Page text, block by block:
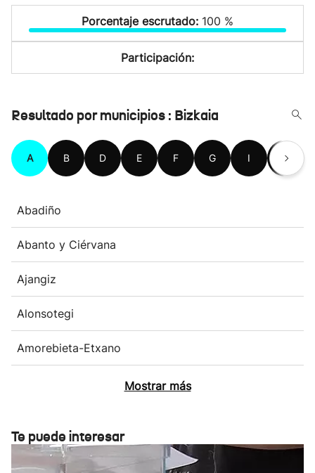
Porcentaje escrutado: 100 %
Participación:
Resultado por municipios : Bizkaia
A B D E F G I K
Abadiño
Abanto y Ciérvana
Ajangiz
Alonsotegi
Amorebieta-Etxano
Mostrar más
Te puede interesar